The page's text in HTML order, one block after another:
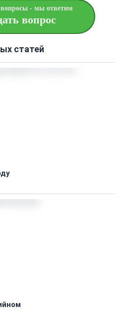
вопросы - мы ответим
вопрос
статей